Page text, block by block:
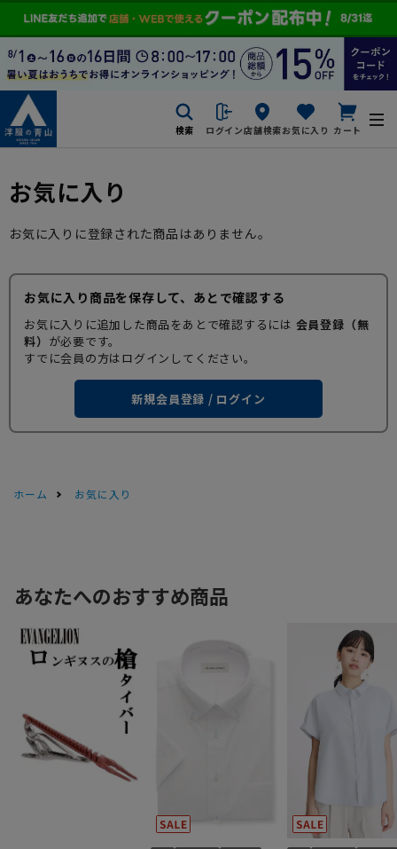
検索 ログイン店舗検索お気に入り カート
お気に入り
お気に入りに登録された商品はありません。
お気に入り商品を保存して、あとで確認する
お気に入りに追加した商品をあとで確認するには 会員登録（無
料） が必要です。
すでに会員の方はログインしてください。
新規会員登録 / ログイン
ホーム お気に入り